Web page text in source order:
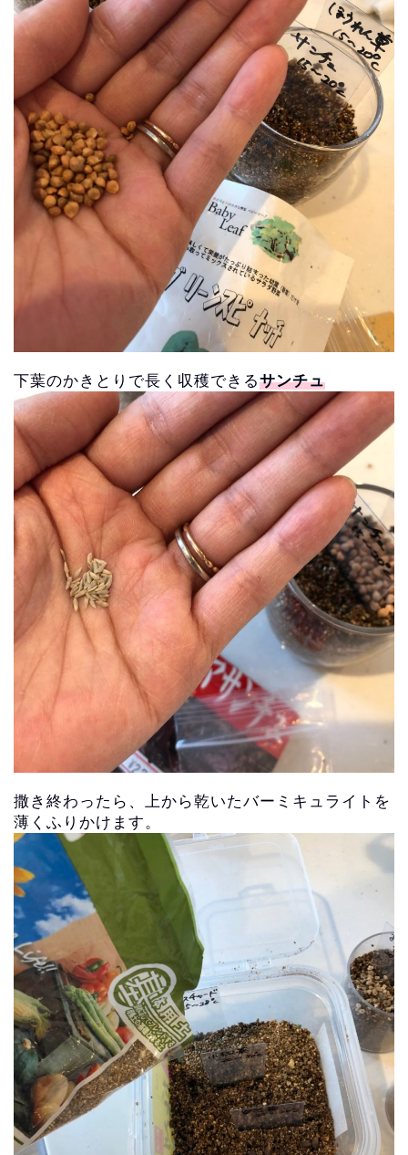
下葉のかきとりで長く収穫できるサンチュ
撒き終わったら、 上から乾いたバーミキュライトを
薄くふりかけます。